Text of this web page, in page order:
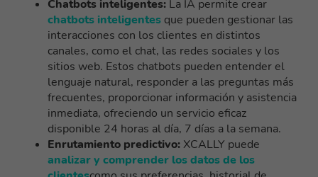
Chatbots inteligentes: La IA permite crear
chatbots inteligentes que pueden gestionar las
interacciones con los clientes en distintos
canales, como el chat, las redes sociales y los
sitios web. Estos chatbots pueden entender el
lenguaje natural, responder a las preguntas más
frecuentes, proporcionar información y asistencia
inmediata, ofreciendo un servicio eficaz
disponible 24 horas al día, 7 días a la semana.
Enrutamiento predictivo: XCALLY puede
analizar y comprender los datos de los